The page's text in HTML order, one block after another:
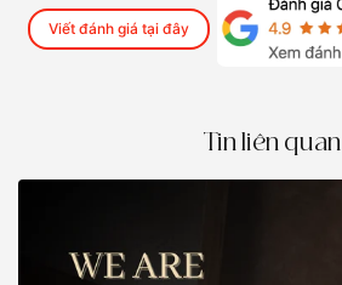
Viết đánh giá tại đây
Tin liên quan